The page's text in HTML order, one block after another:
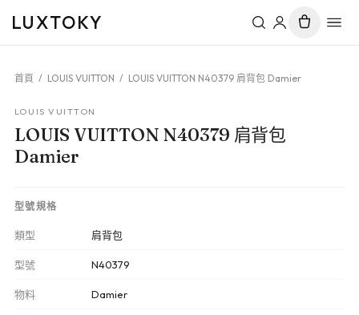
LUXTOKY
首頁 / LOUIS VUITTON / LOUIS VUITTON N40379 肩背包 Damier
LOUIS VUITTON
LOUIS VUITTON N40379 肩背包
Damier
型號規格
類型 肩背包
型號 N40379
物料 Damier